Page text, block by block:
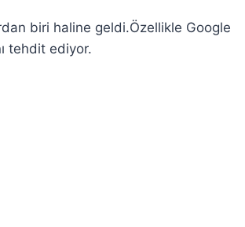
biri haline geldi.Özellikle Google
tehdit ediyor.